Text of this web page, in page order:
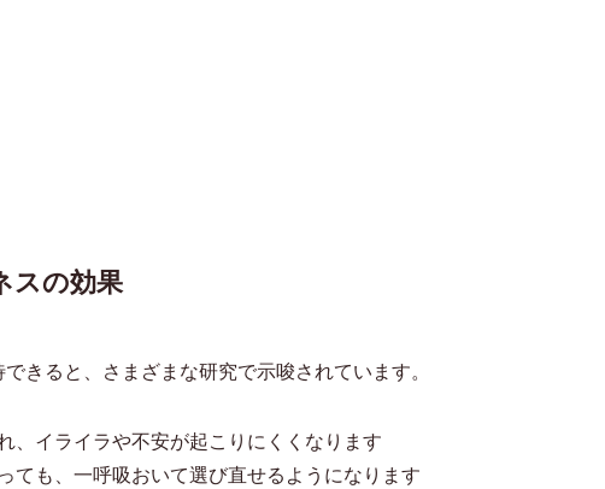
スの効果
きると、さまざまな研究で示唆されています。
、イライラや不安が起こりにくくなります
ても、一呼吸おいて選び直せるようになります